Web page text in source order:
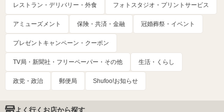
レストラン・デリバリー・外食 フォトスタジオ・プリントサービス
アミューズメント 保険・共済・金融 冠婚葬祭・イベント
プレゼントキャンペーン・クーポン
TV局・新聞社・フリーペーパー・その他 生活・くらし
政党・政治 郵便局 Shufoo!お知らせ
よく行くお店から探す